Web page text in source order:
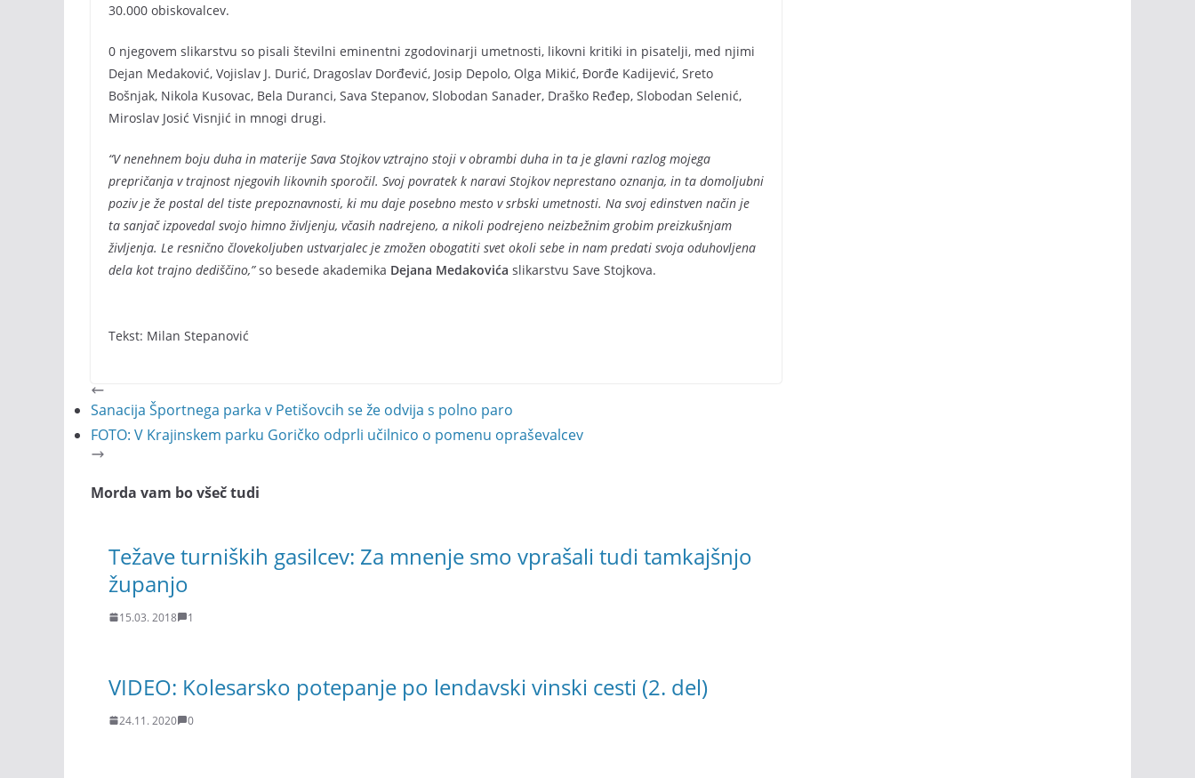
30.000 obiskovalcev.
0 njegovem slikarstvu so pisali številni eminentni zgodovinarji umetnosti, likovni kritiki in pisatelji, med njimi
Dejan Medaković, Vojislav J. Durić, Dragoslav Dorđević, Josip Depolo, Olga Mikić, Đorđe Kadijević, Sreto
Bošnjak, Nikola Kusovac, Bela Duranci, Sava Stepanov, Slobodan Sanader, Draško Ređep, Slobodan Selenić,
Miroslav Josić Visnjić in mnogi drugi.
“V nenehnem boju duha in materije Sava Stojkov vztrajno stoji v obrambi duha in ta je glavni razlog mojega
prepričanja v trajnost njegovih likovnih sporočil. Svoj povratek k naravi Stojkov neprestano oznanja, in ta domoljubni
poziv je že postal del tiste prepoznavnosti, ki mu daje posebno mesto v srbski umetnosti. Na svoj edinstven način je
ta sanjač izpovedal svojo himno življenju, včasih nadrejeno, a nikoli podrejeno neizbežnim grobim preizkušnjam
življenja. Le resnično človekoljuben ustvarjalec je zmožen obogatiti svet okoli sebe in nam predati svoja oduhovljena
dela kot trajno dediščino,”so besede akademika Dejana Medakovića slikarstvu Save Stojkova.
Tekst: Milan Stepanović
Sanacija Športnega parka v Petišovcih se že odvija s polno paro
FOTO: V Krajinskem parku Goričko odprli učilnico o pomenu opraševalcev
Morda vam bo všeč tudi
Težave turniških gasilcev: Za mnenje smo vprašali tudi tamkajšnjo
županjo
15.03. 2018 1
VIDEO: Kolesarsko potepanje po lendavski vinski cesti (2. del)
24.11. 2020 0